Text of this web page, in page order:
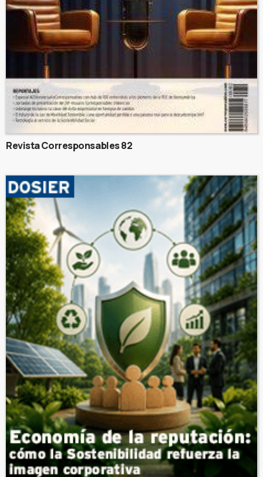
Revista Corresponsables 82